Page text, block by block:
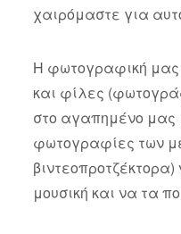
χαιρόμαστε για
Η φωτογραφική μας
και φίλες
στο αγαπημένο μας
φωτογραφίες των
μουσική και να τα